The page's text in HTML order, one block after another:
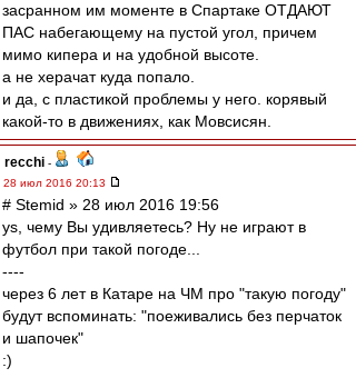
засранном им моменте в Спартаке ОТДАЮТ
ПАС набегающему на пустой угол, причем
мимо кипера и на удобной высоте.
а не херачат куда попало.
и да, с пластикой проблемы у него. корявый
какой-то в движениях, как Мовсисян.
recchi -
28 июл 2016 20:13
# Stemid » 28 июл 2016 19:56
ys, чему Вы удивляетесь? Ну не играют в
футбол при такой погоде...
----
через 6 лет в Катаре на ЧМ про "такую погоду"
будут вспоминать: "поеживались без перчаток
и шапочек"
:)